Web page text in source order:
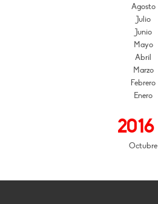
Agosto
Julio
Junio
Mayo
Abril
Marzo
Febrero
Enero
2016
Octubre